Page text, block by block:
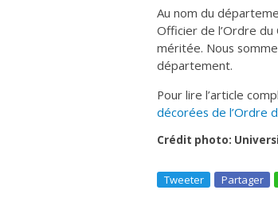
Au nom du
Officier de l’Ordre du
méritée. Nous
département.
Pour lire l’article
décorées de l’Ordre
Crédit photo:
Tweeter Partager